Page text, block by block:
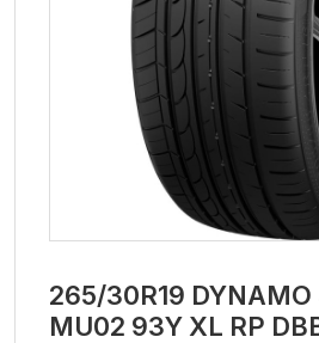
265/30R19 DYNAMO
MU02 93Y XL RP